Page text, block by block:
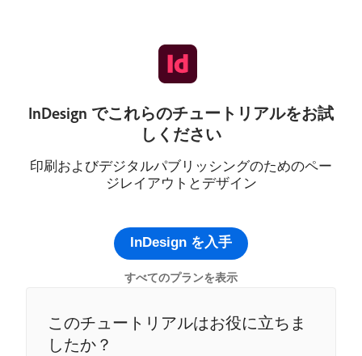
InDesign でこれらのチュートリアルをお試
しください
印刷およびデジタルパブリッシングのためのペー
ジレイアウトとデザイン
InDesign を入手
すべてのプランを表示
このチュートリアルはお役に立ちま
したか？